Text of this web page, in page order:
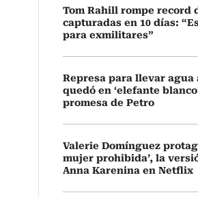
Tom Rahill rompe record
capturadas en 10 días:
para exmilitares”
Represa para llevar agua
quedó en ‘elefante
promesa de Petro
Valerie Domínguez
mujer prohibida’, la
Anna Karenina en Netflix